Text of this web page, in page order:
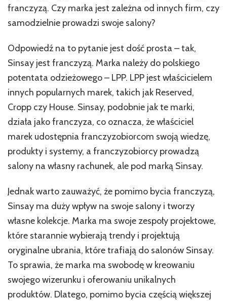
franczyzą. Czy marka jest zależna od innych firm, czy
samodzielnie prowadzi swoje salony?
Odpowiedź na to pytanie jest dość prosta – tak,
Sinsay jest franczyzą. Marka należy do polskiego
potentata odzieżowego – LPP. LPP jest właścicielem
innych popularnych marek, takich jak Reserved,
Cropp czy House. Sinsay, podobnie jak te marki,
działa jako franczyza, co oznacza, że ​​właściciel
marek udostępnia franczyzobiorcom swoją wiedzę,
produkty i systemy, a franczyzobiorcy prowadzą
salony na własny rachunek, ale pod marką Sinsay.
Jednak warto zauważyć, że pomimo bycia franczyzą,
Sinsay ma duży wpływ na swoje salony i tworzy
własne kolekcje. Marka ma swoje zespoły projektowe,
które starannie wybierają trendy i projektują
oryginalne ubrania, które trafiają do salonów Sinsay.
To sprawia, że ​​marka ma swobodę w kreowaniu
swojego wizerunku i oferowaniu unikalnych
produktów. Dlatego, pomimo bycia częścią większej